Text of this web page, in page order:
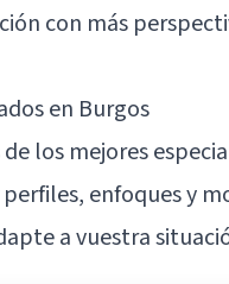
con más
en Burgos
los mejores
enfoques y
a vuestra